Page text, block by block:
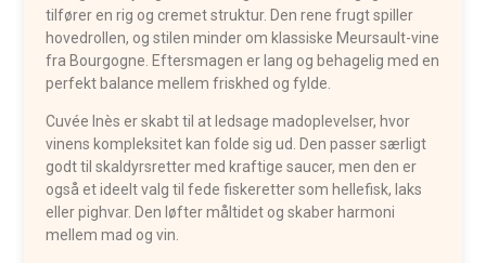
tilfører en rig og cremet struktur. Den rene frugt spiller
hovedrollen, og stilen minder om klassiske Meursault-vine
fra Bourgogne. Eftersmagen er lang og behagelig med en
perfekt balance mellem friskhed og fylde.
Cuvée Inès er skabt til at ledsage madoplevelser, hvor
vinens kompleksitet kan folde sig ud. Den passer særligt
godt til skaldyrsretter med kraftige saucer, men den er
også et ideelt valg til fede fiskeretter som hellefisk, laks
eller pighvar. Den løfter måltidet og skaber harmoni
mellem mad og vin.